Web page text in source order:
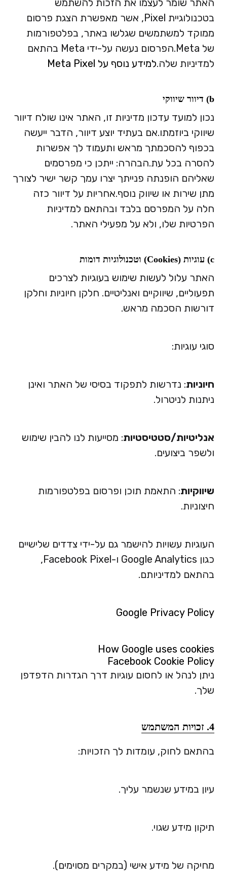
בטכנולוגיית Pixel, אשר מאפשרת הצגת פרסום
ממוקד למשתמשים שגלשו באתר, בפלטפורמות
של Meta.
הפרסום נעשה על-ידי Meta בהתאם
למדיניות שלה.למידע נוסף על Meta Pixel
b) דיוור שיווקי
נכון למועד עדכון מדיניות זו, האתר אינו שולח דיוור
שיווקי ביוזמתו.אם בעתיד יוצע דיוור, הדבר ייעשה
בכפוף להסכמתך מראש ותעמוד לך אפשרות
להסרה בכל עת.הבהרה: ייתכן כי מפרסמים
שאליהם הופנתה פנייתך יצרו עמך קשר ישיר לצורך
מתן שירות או שיווק נוסף.אחריות על דיוור כזה
חלה על המפרסם בלבד ובהתאם למדיניות
הפרטיות שלו, ולא על מפעילי האתר.
c) עוגיות (Cookies) וטכנולוגיות דומות
האתר עלול לעשות שימוש בעוגיות לצרכים
תפעוליים, שיווקיים ואנליטיים. חלקן חיוניות וחלקן
דורשות הסכמה מראש.
סוגי עוגיות:
חיוניות: נדרשות לתפקוד בסיסי של האתר ואינן
ניתנות לניטרול.
אנליטיות/סטטיסטיות: מסייעות לנו להבין שימוש
ולשפר ביצועים.
שיווקיות: התאמת תוכן ופרסום בפלטפורמות
חיצוניות.
העוגיות עשויות להישמר גם על-ידי צדדים שלישיים
כגון Google Analytics ו-Facebook Pixel,
בהתאם למדיניותם.
Google Privacy Policy
How Google uses cookies
Facebook Cookie Policy
ניתן לנהל או לחסום עוגיות דרך הגדרות הדפדפן
שלך.
4. זכויות המשתמש
בהתאם לחוק, עומדות לך הזכויות:
עיון במידע שנשמר עליך.
תיקון מידע שגוי.
מחיקה של מידע אישי (במקרים מסוימים).